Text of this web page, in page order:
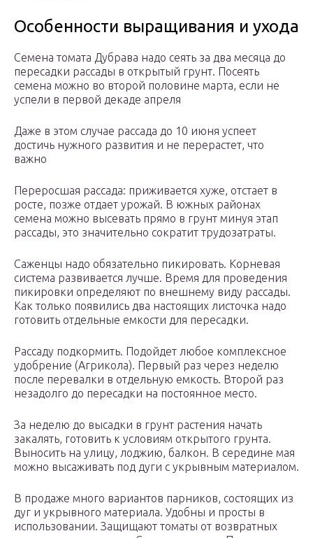
Особенности выращивания и ухода
Семена томата Дубрава надо сеять за два месяца до
пересадки рассады в открытый грунт. Посеять
семена можно во второй половине марта, если не
успели в первой декаде апреля
Даже в этом случае рассада до 10 июня успеет
достичь нужного развития и не перерастет, что
важно
Переросшая рассада: приживается хуже, отстает в
росте, позже отдает урожай. В южных районах
семена можно высевать прямо в грунт минуя этап
рассады, это значительно сократит трудозатраты.
Саженцы надо обязательно пикировать. Корневая
система развивается лучше. Время для проведения
пикировки определяют по внешнему виду рассады.
Как только появились два настоящих листочка надо
готовить отдельные емкости для пересадки.
Рассаду подкормить. Подойдет любое комплексное
удобрение (Агрикола). Первый раз через неделю
после перевалки в отдельную емкость. Второй раз
незадолго до пересадки на постоянное место.
За неделю до высадки в грунт растения начать
закалять, готовить к условиям открытого грунта.
Выносить на улицу, лоджию, балкон. В середине мая
можно высаживать под дуги с укрывным материалом.
В продаже много вариантов парников, состоящих из
дуг и укрывного материала. Удобны и просты в
использовании. Защищают томаты от возвратных